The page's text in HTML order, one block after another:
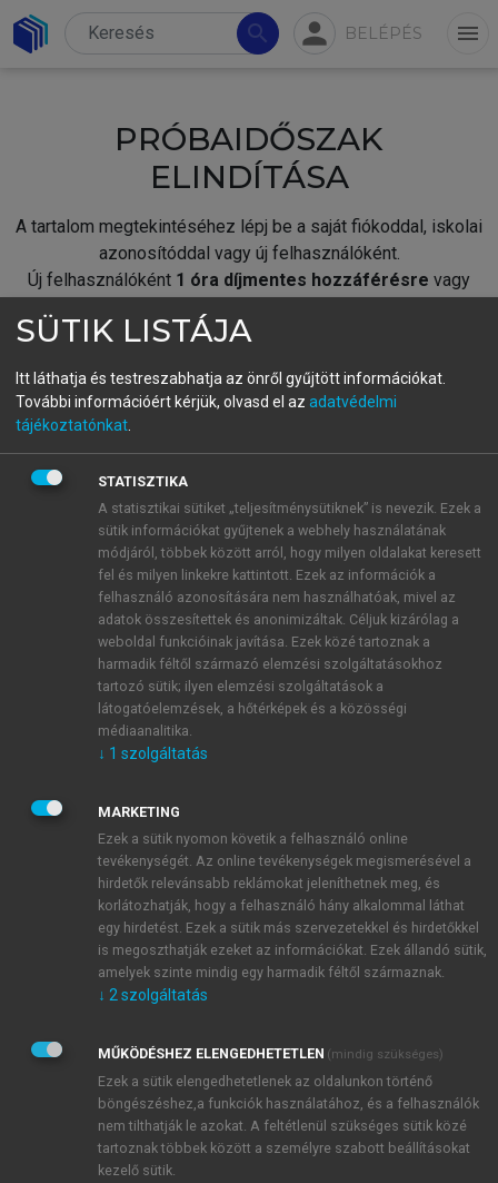
search person BELÉPÉS menu
PRÓBAIDŐSZAK
ELINDÍTÁSA
A tartalom megtekintéséhez lépj be a saját fiókoddal, iskolai
azonosítóddal vagy új felhasználóként.
Új felhasználóként 1 óra díjmentes hozzáférésre vagy
fiókoddal,vagy hozz létre új fiókot.
A regisztráció után apróbaidőszakautomatikusan
BELÉPÉS SAJÁT FIÓKKAL
ÚJ FIÓK LÉTREHOZÁSA
1 óra díjmentes hozzáférés
E-MAIL-CÍM
JELSZÓ
JELSZÓ ÚJRA
Kérek értesítést a MeRSZ újdonságairól, akcióiról.
Kérek értesítést az Akadémiai Kiadó Zrt. újdonságairól,
Adatkezelési tájékoztatóbanfoglaltakat tudomásul
veszem és elfogadom.
Általános vásárlási feltételeket, valamint a szotar.netés a
mersz.huoldalak licencszerződéseiben foglaltakat
tudomásul veszem és elfogadom.
SÜTIK LISTÁJA
Itt láthatja és testreszabhatja az önről gyűjtött információkat.
További információért kérjük, olvasd el az adatvédelmi
tájékoztatónkat
STATISZTIKA
A statisztikai sütiket „teljesítménysütiknek” is nevezik. Ezek a
sütik információkat gyűjtenek a webhely használatának
módjáról, többek között arról, hogy milyen oldalakat keresett
fel és milyen linkekre kattintott. Ezek az információk a
felhasználó azonosítására nem használhatóak, mivel az
adatok összesítettek és anonimizáltak. Céljuk kizárólag a
weboldal funkcióinak javítása. Ezek közé tartoznak a
harmadik féltől származó elemzési szolgáltatásokhoz
tartozó sütik; ilyen elemzési szolgáltatások a
látogatóelemzések, a hőtérképek és a közösségi
médiaanalitika.
↓ 1 szolgáltatás
MARKETING
Ezek a sütik nyomon követik a felhasználó online
tevékenységét. Az online tevékenységek megismerésével a
hirdetők relevánsabb reklámokat jeleníthetnek meg, és
korlátozhatják, hogy a felhasználó hány alkalommal láthat
egy hirdetést. Ezek a sütik más szervezetekkel és hirdetőkkel
is megoszthatják ezeket az információkat. Ezek állandó sütik,
amelyek szinte mindig egy harmadik féltől származnak.
↓ 2 szolgáltatás
MŰKÖDÉSHEZ ELENGEDHETETLEN (mindig szükséges)
Ezek a sütik elengedhetetlenek az oldalunkon történő
böngészéshez,a funkciók használatához, és a felhasználók
nem tilthatják le azokat. A feltétlenül szükséges sütik közé
tartoznak többek között a személyre szabott beállításokat
kezelő sütik.